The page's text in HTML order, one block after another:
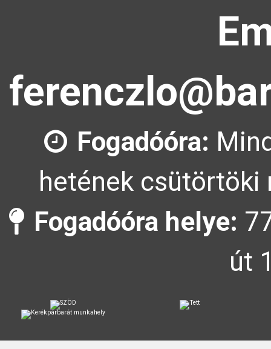
Fogadóóra:
hetének csütörtöki
Fogadóóra helye:
út